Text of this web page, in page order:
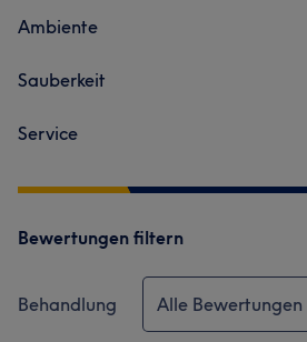
Ambiente
Sauberkeit
Service
Bewertungen filtern
Behandlung Alle Bewertungen